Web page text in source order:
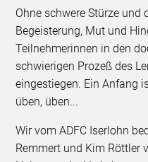
Ohne schwere Stürze und
Begeisterung, Mut und
Teilnehmerinnen in den
schwierigen Prozeß des
eingestiegen. Ein Anfang
üben, üben...
Wir vom ADFC Iserlohn
Remmert und Kim Röttler